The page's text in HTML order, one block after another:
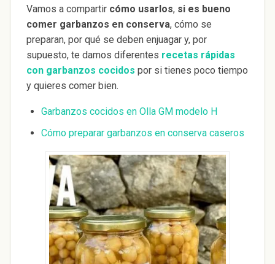
Vamos a compartir cómo usarlos, si es bueno
comer garbanzos en conserva, cómo se
preparan, por qué se deben enjuagar y, por
supuesto, te damos diferentes recetas rápidas
con garbanzos cocidos por si tienes poco tiempo
y quieres comer bien.
Garbanzos cocidos en Olla GM modelo H
Cómo preparar garbanzos en conserva caseros